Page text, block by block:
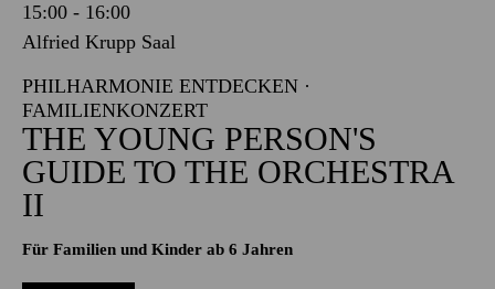
15:00 - 16:00
Alfried Krupp Saal
PHILHARMONIE ENTDECKEN ·
FAMILIENKONZERT
THE YOUNG PERSON'S
GUIDE TO THE ORCHESTRA
II
Für Familien und Kinder ab 6 Jahren